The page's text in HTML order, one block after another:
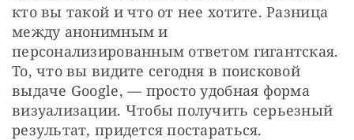
кто вы такой и что от нее хотите. Разница
между анонимным и
персонализированным ответом гигантская.
То, что вы видите сегодня в поисковой
выдаче Google, — просто удобная форма
визуализации. Чтобы получить серьезный
результат, придется постараться.